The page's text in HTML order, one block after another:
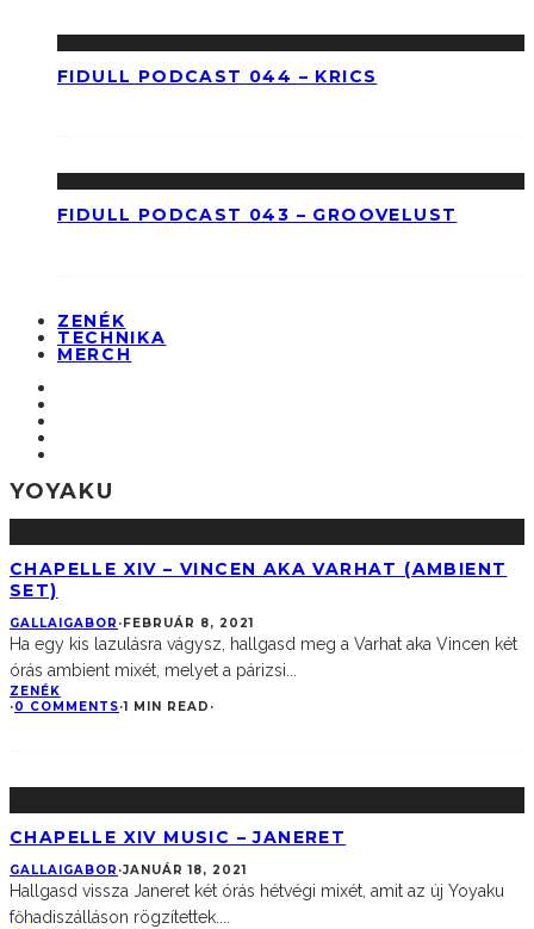
FIDULL PODCAST 044 – KRICS
FIDULL PODCAST 043 – GROOVELUST
ZENÉK
TECHNIKA
MERCH
YOYAKU
CHAPELLE XIV – VINCEN AKA VARHAT (AMBIENT
SET)
GALLAIGABOR ·FEBRUÁR 8, 2021
Ha egy kis lazulásra vágysz, hallgasd meg a Varhat aka Vincen két
órás ambient mixét, melyet a párizsi
ZENÉK
·0 COMMENTS·1 MIN READ ·
CHAPELLE XIV MUSIC – JANERET
GALLAIGABOR ·JANUÁR 18, 2021
Hallgasd vissza Janeret két órás hétvégi mixét, amit az új Yoyaku
főhadiszálláson rögzítettek.